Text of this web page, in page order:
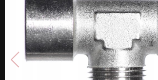
Poprzedni